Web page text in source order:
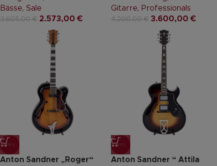
Bässe, Sale
3.605,00€ 2.573,00 €
Gitarre, Professionals
4.200,00€ 3.600,00 €
-19%
Anton Sandner „Roger“
-11%
Anton Sandner “ Attila